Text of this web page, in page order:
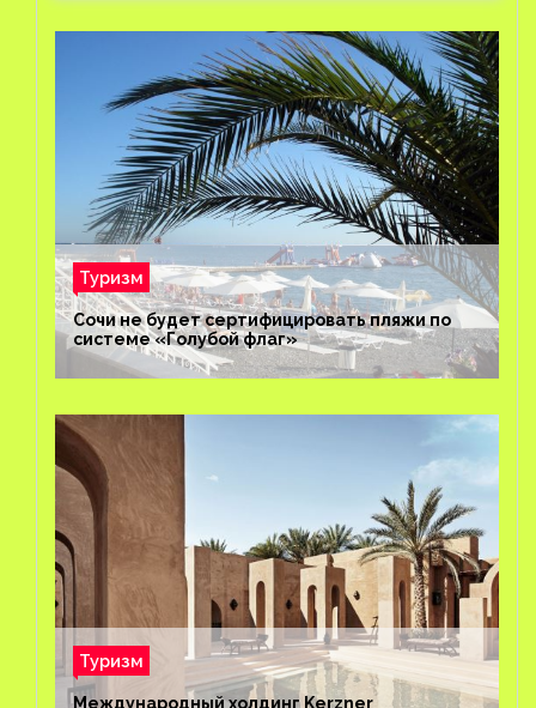
Туризм
Сочи не будет сертифицировать пляжи по
системе «Голубой флаг»
Туризм
Международный холдинг Kerzner